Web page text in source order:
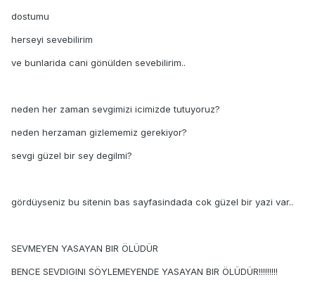
dostumu
herseyi sevebilirim
ve bunlarida cani gönülden sevebilirim..
neden her zaman sevgimizi icimizde tutuyoruz?
neden herzaman gizlememiz gerekiyor?
sevgi güzel bir sey degilmi?
gördüyseniz bu sitenin bas sayfasindada cok güzel bir yazi var..
SEVMEYEN YASAYAN BIR ÖLÜDÜR
BENCE SEVDIGINI SÖYLEMEYENDE YASAYAN BIR ÖLÜDÜR!!!!!!!!!